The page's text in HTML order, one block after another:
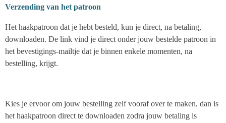
Verzending van het patroon
Het haakpatroon dat je hebt besteld, kun je direct, na betaling,
downloaden. De link vind je direct onder jouw bestelde patroon in
het bevestigings-mailtje dat je binnen enkele momenten, na
bestelling, krijgt.
Kies je ervoor om jouw bestelling zelf vooraf over te maken, dan is
het haakpatroon direct te downloaden zodra jouw betaling is